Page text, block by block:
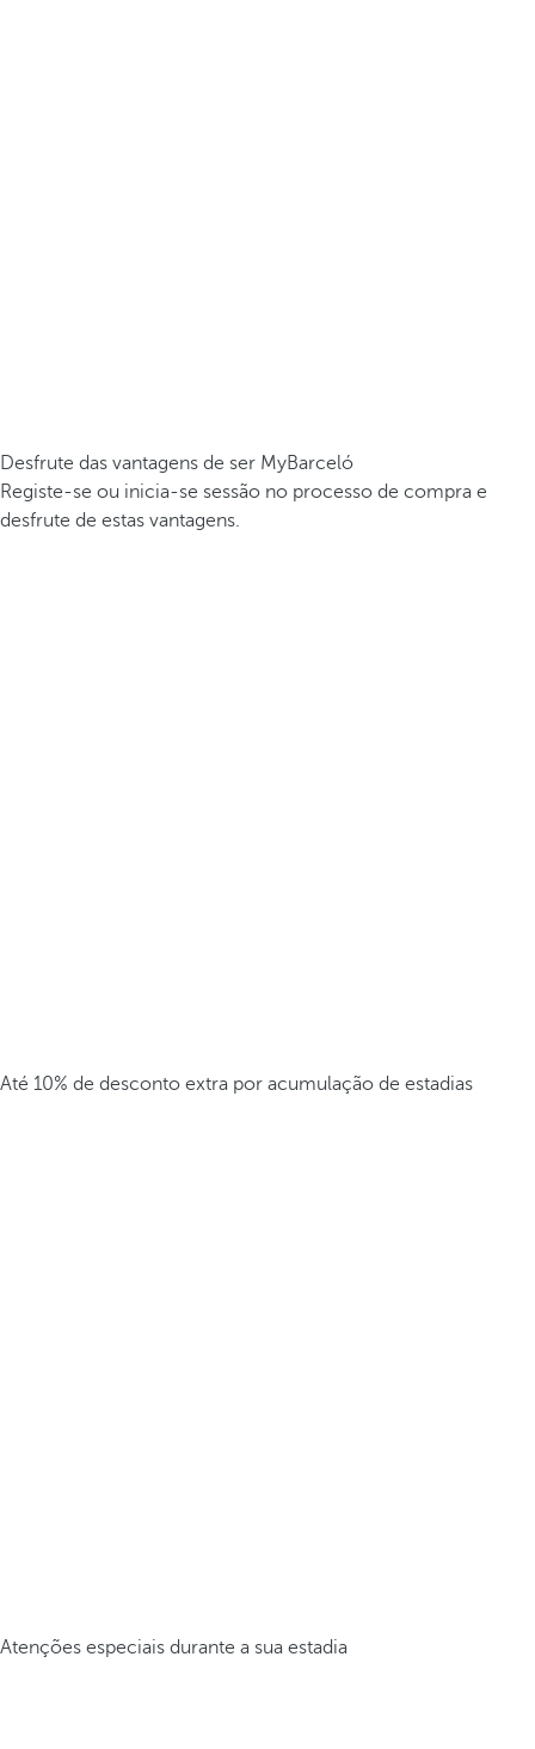
Desfrute das vantagens de ser MyBarceló
Registe-se ou inicia-se sessão no processo de compra e
desfrute de estas vantagens.
Até 10% de desconto extra por acumulação de estadias
Atenções especiais durante a sua estadia